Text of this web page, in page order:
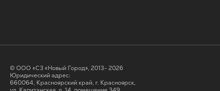
© ООО «СЗ «Новый Город», 2013- 2026
Юридический адрес:
660064, Красноярский край, г. Красноярск,